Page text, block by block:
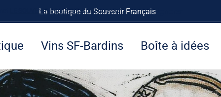
La boutique du Souvenir Français
LE SOUVENIR FRANÇAISà tout de suite.
Vins SF-Bardins Boîte à idées